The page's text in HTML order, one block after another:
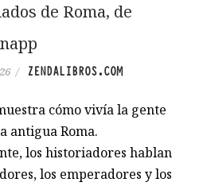
de Roma, de
/ ZENDALIBROS.COM
cómo vivía la gente
antigua Roma.
los historiadores hablan
los emperadores y los